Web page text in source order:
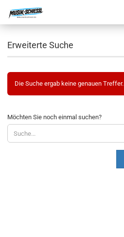
Erweiterte Suche
Die Suche ergab keine genauen Treffer.
MÖCHTEN
SIE
NOCH
EINMAL
Möchten Sie noch einmal suchen?